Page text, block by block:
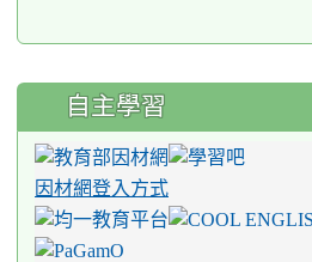
自主學習
因材網登入方式